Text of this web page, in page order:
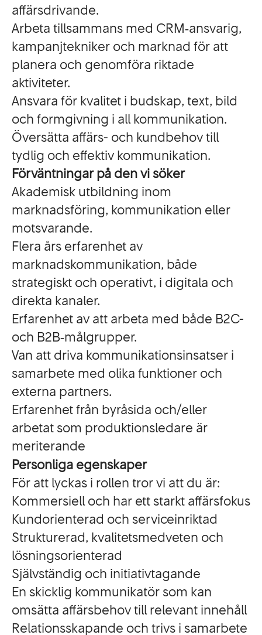
affärsdrivande.
Arbeta tillsammans med CRM‑ansvarig,
kampanjtekniker och marknad för att
planera och genomföra riktade
aktiviteter.
Ansvara för kvalitet i budskap, text, bild
och formgivning i all kommunikation.
Översätta affärs- och kundbehov till
tydlig och effektiv kommunikation.
Förväntningar på den vi söker
Akademisk utbildning inom
marknadsföring, kommunikation eller
motsvarande.
Flera års erfarenhet av
marknadskommunikation, både
strategiskt och operativt, i digitala och
direkta kanaler.
Erfarenhet av att arbeta med både B2C-
och B2B‑målgrupper.
Van att driva kommunikationsinsatser i
samarbete med olika funktioner och
externa partners.
Erfarenhet från byråsida och/eller
arbetat som produktionsledare är
meriterande
Personliga egenskaper
För att lyckas i rollen tror vi att du är:
Kommersiell och har ett starkt affärsfokus
Kundorienterad och serviceinriktad
Strukturerad, kvalitetsmedveten och
lösningsorienterad
Självständig och initiativtagande
En skicklig kommunikatör som kan
omsätta affärsbehov till relevant innehåll
Relationsskapande och trivs i samarbete